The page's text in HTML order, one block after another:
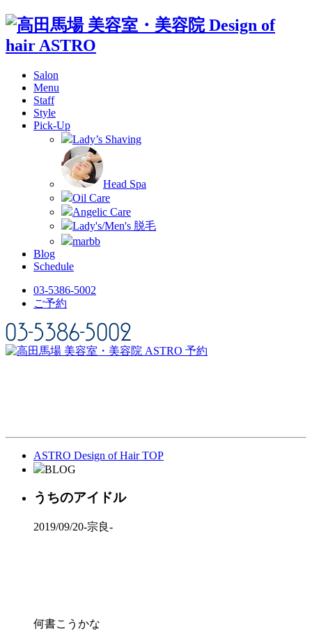
Salon
Menu
Staff
Style
Pick-Up
Lady’s Shaving
Head Spa
Oil Care
Angelic Care
Lady's/Men's 脱毛
marbb
Blog
Schedule
03-5386-5002
ご予約
ASTRO Design of Hair TOP
BLOG
うちのアイドル
2019/09/20-宗良-
何書こうかな